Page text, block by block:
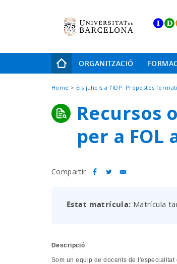
Navegació
principal
ORGANITZACIÓ
Fil
d'Ariadna
Home Els juliols a l'IDP. Propostes
Recursos
per a FOL
Compartir:
Estat matrícula Matrícula
Descripció
Som un equip de docents de